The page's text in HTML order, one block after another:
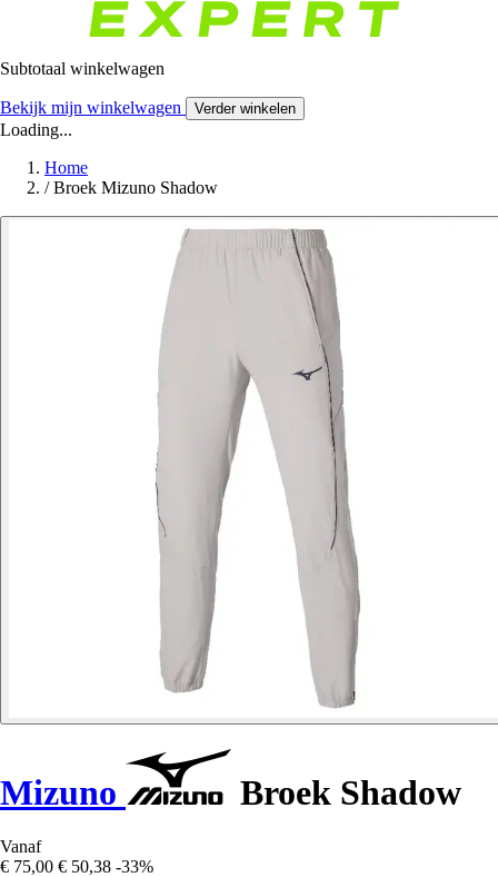
Subtotaal winkelwagen
Bekijk mijn winkelwagen Verder winkelen
Loading...
Home
/ Broek Mizuno Shadow
Mizuno Broek Shadow
Vanaf
€ 75,00 € 50,38 -33%